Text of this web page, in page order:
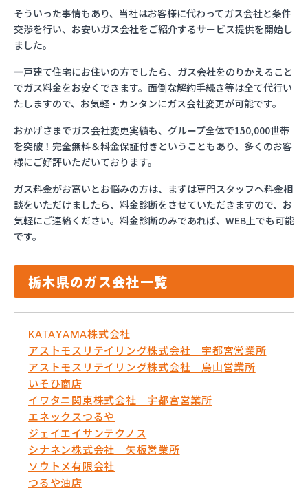
そういった事情もあり、当社はお客様に代わってガス会社と条件
交渉を行い、お安いガス会社をご紹介するサービス提供を開始し
ました。
一戸建て住宅にお住いの方でしたら、ガス会社をのりかえること
でガス料金をお安くできます。面倒な解約手続き等は全て代行い
たしますので、お気軽・カンタンにガス会社変更が可能です。
おかげさまでガス会社変更実績も、グループ全体で150,000世帯
を突破！完全無料＆料金保証付きということもあり、多くのお客
様にご好評いただいております。
ガス料金がお高いとお悩みの方は、まずは専門スタッフへ料金相
談をいただけましたら、料金診断をさせていただきますので、お
気軽にご連絡ください。料金診断のみであれば、WEB上でも可能
です。
栃木県のガス会社一覧
KATAYAMA株式会社
アストモスリテイリング株式会社 宇都宮営業所
アストモスリテイリング株式会社 烏山営業所
いそひ商店
イワタニ関東株式会社 宇都宮営業所
エネックスつるや
ジェイエイサンテクノス
シナネン株式会社 矢板営業所
ソウトメ有限会社
つるや油店